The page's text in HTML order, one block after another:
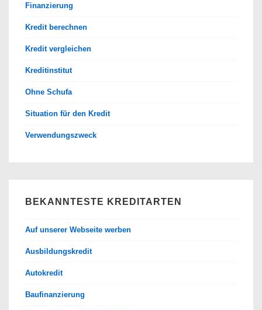
Finanzierung
Kredit berechnen
Kredit vergleichen
Kreditinstitut
Ohne Schufa
Situation für den Kredit
Verwendungszweck
BEKANNTESTE KREDITARTEN
Auf unserer Webseite werben
Ausbildungskredit
Autokredit
Baufinanzierung